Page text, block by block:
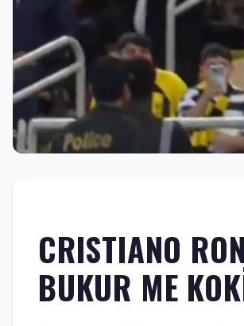
CRISTIANO
BUKUR ME